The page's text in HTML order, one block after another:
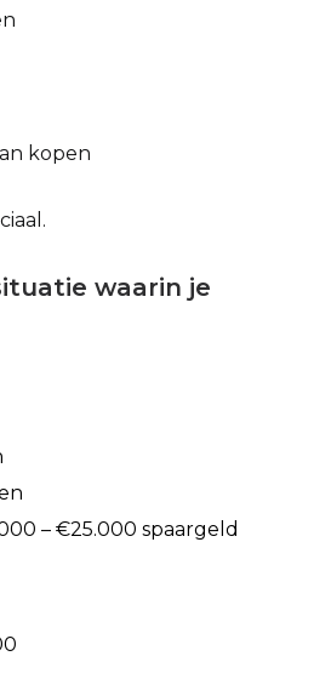
kopen
waarin je
– €25.000 spaargeld